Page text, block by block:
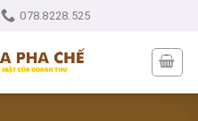
078.8228.525